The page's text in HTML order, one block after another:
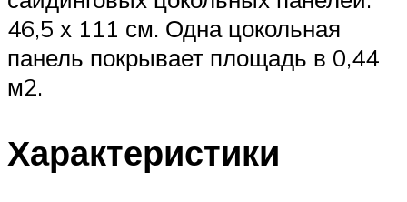
46,5 х 111 см. Одна цокольная
панель покрывает площадь в 0,44
м2.
Характеристики